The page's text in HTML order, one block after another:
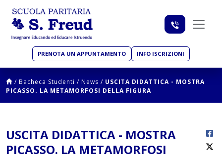
PRENOTA UN APPUNTAMENTO INFO ISCRIZIONI
/ Bacheca Studenti / News / USCITA DIDATTICA - MOSTRA
PICASSO. LA METAMORFOSI DELLA FIGURA
USCITA DIDATTICA - MOSTRA
PICASSO. LA METAMORFOSI